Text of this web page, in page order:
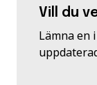
Vill du
Lämna en